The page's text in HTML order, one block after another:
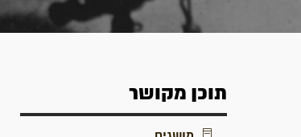
תוכן מקושר